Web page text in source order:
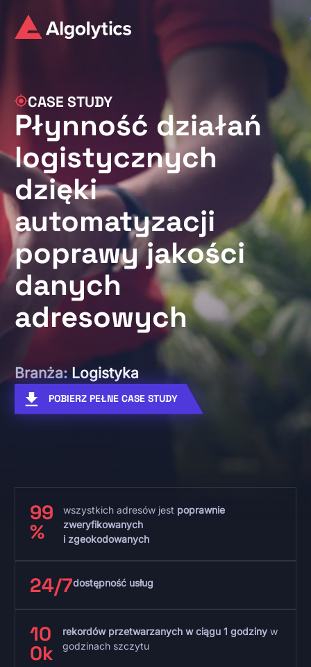
CASE STUDY
Płynność działań
logistycznych
dzięki
automatyzacji
poprawy jakości
danych
adresowych ​
Branża: Logistyka
POBIERZ PEŁNE CASE STUDY
99
%
wszystkich adresów jest poprawnie
zweryfikowanych ​
i zgeokodowanych
24/7dostępność usług​
10
0k​
rekordów przetwarzanych w ciągu 1 godzinyw
godzinach szczytu​